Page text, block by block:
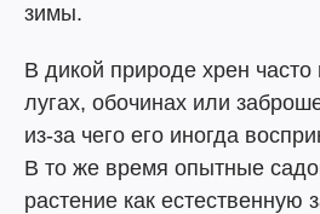
зимы.
В дикой природе хрен
лугах, обочинах или
из-за чего его иногда
В то же время опытные
растение как естественную